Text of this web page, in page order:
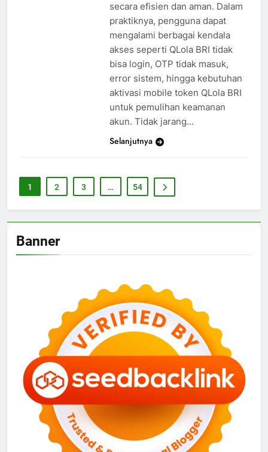
secara efisien dan aman. Dalam
praktiknya, pengguna dapat
mengalami berbagai kendala
akses seperti QLola BRI tidak
bisa login, OTP tidak masuk,
error sistem, hingga kebutuhan
aktivasi mobile token QLola BRI
untuk pemulihan keamanan
akun. Tidak jarang…
Selanjutnya
1 2 3 … 54
Banner